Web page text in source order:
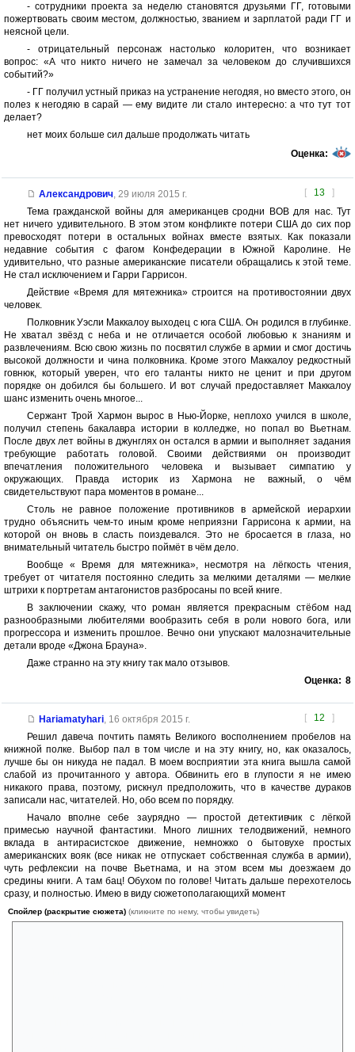
- сотрудники проекта за неделю становятся друзьями ГГ, готовыми
пожертвовать своим местом, должностью, званием и зарплатой ради ГГ и
неясной цели.
- отрицательный персонаж настолько колоритен, что возникает
вопрос: «А что никто ничего не замечал за человеком до случившихся
событий?»
- ГГ получил устный приказ на устранение негодяя, но вместо этого, он
полез к негодяю в сарай — ему видите ли стало интересно: а что тут тот
делает?
нет моих больше сил дальше продолжать читать
Оценка:
[ 13 ]
Александрович, 29 июля 2015 г.
Тема гражданской войны для американцев сродни ВОВ для нас. Тут
нет ничего удивительного. В этом этом конфликте потери США до сих пор
превосходят потери в остальных войнах вместе взятых. Как показали
недавние события с фагом Конфедерации в Южной Каролине. Не
удивительно, что разные американские писатели обращались к этой теме.
Не стал исключением и Гарри Гаррисон.
Действие «Время для мятежника» строится на противостоянии двух
человек.
Полковник Уэсли Маккалоу выходец с юга США. Он родился в глубинке.
Не хватал звёзд с неба и не отличается особой любовью к знаниям и
развлечениям. Всю свою жизнь по посвятил службе в армии и смог достичь
высокой должности и чина полковника. Кроме этого Маккалоу редкостный
говнюк, который уверен, что его таланты никто не ценит и при другом
порядке он добился бы большего. И вот случай предоставляет Маккалоу
шанс изменить очень многое...
Сержант Трой Хармон вырос в Нью-Йорке, неплохо учился в школе,
получил степень бакалавра истории в колледже, но попал во Вьетнам.
После двух лет войны в джунглях он остался в армии и выполняет задания
требующие работать головой. Своими действиями он производит
впечатления положительного человека и вызывает симпатию у
окружающих. Правда историк из Хармона не важный, о чём
свидетельствуют пара моментов в романе...
Столь не равное положение противников в армейской иерархии
трудно объяснить чем-то иным кроме неприязни Гаррисона к армии, на
которой он вновь в сласть поиздевался. Это не бросается в глаза, но
внимательный читатель быстро поймёт в чём дело.
Вообще « Время для мятежника», несмотря на лёгкость чтения,
требует от читателя постоянно следить за мелкими деталями — мелкие
штрихи к портретам антагонистов разбросаны по всей книге.
В заключении скажу, что роман является прекрасным стёбом над
разнообразными любителями вообразить себя в роли нового бога, или
прогрессора и изменить прошлое. Вечно они упускают малозначительные
детали вроде «Джона Брауна».
Даже странно на эту книгу так мало отзывов.
Оценка: 8
[ 12 ]
Hariamatyhari, 16 октября 2015 г.
Решил давеча почтить память Великого восполнением пробелов на
книжной полке. Выбор пал в том числе и на эту книгу, но, как оказалось,
лучше бы он никуда не падал. В моем восприятии эта книга вышла самой
слабой из прочитанного у автора. Обвинить его в глупости я не имею
никакого права, поэтому, рискнул предположить, что в качестве дураков
записали нас, читателей. Но, обо всем по порядку.
Начало вполне себе заурядно — простой детективчик с лёгкой
примесью научной фантастики. Много лишних телодвижений, немного
вклада в антирасистское движение, немножко о бытовухе простых
американских вояк (все никак не отпускает собственная служба в армии),
чуть рефлексии на почве Вьетнама, и на этом всем мы доезжаем до
средины книги. А там бац! Обухом по голове! Читать дальше перехотелось
сразу, и полностью. Имею в виду сюжетополагающихй момент
Спойлер (раскрытие сюжета) (кликните по нему, чтобы увидеть)